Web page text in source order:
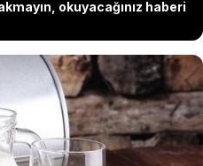
okuyacağınız haberi
yapılan yeni bir
virüslerinin günlerce
koydu. H1N1 virüsüyle
soğutulmuş çiğ